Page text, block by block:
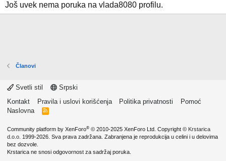
Još uvek nema poruka na vlada8080 profilu.
Članovi
Svetli stil
Srpski
Kontakt
Pravila i uslovi korišćenja Politika privatnosti
Pomoć
Naslovna
R
Community platform by XenForo® © 2010-2025 XenForo Ltd. Copyright © Krstarica
d.o.o. 1999-2026. Sva prava zadržana. Zabranjena je reprodukcija u celini i u delovima
bez dozvole.
Krstarica ne snosi odgovornost za sadržaj poruka.